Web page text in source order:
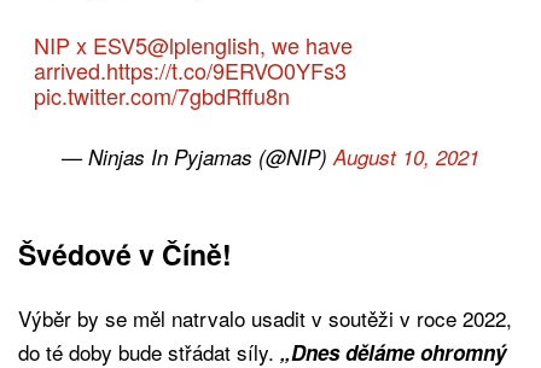
NIP x ESV5@lplenglish, we have
arrived.https://t.co/9ERVO0YFs3
pic.twitter.com/7gbdRffu8n
— Ninjas In Pyjamas (@NIP) August 10, 2021
Švédové v Číně!
Výběr by se měl natrvalo usadit v soutěži v roce 2022,
do té doby bude střádat síly. „Dnes děláme ohromný